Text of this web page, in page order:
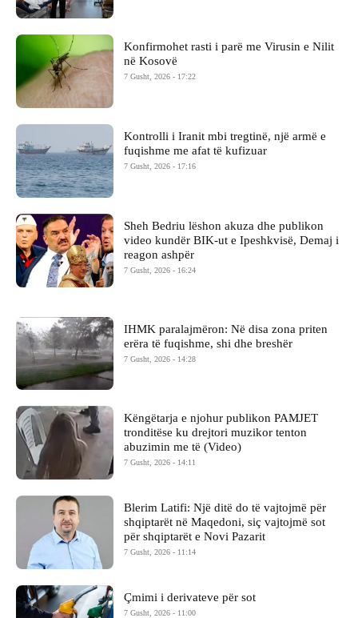
Konfirmohet rasti i parë me Virusin e Nilit
në Kosovë
7 Gusht, 2026 - 17:22
Kontrolli i Iranit mbi tregtinë, një armë e
fuqishme me afat të kufizuar
7 Gusht, 2026 - 17:16
Sheh Bedriu lëshon akuza dhe publikon
video kundër BIK-ut e Ipeshkvisë, Demaj i
reagon ashpër
7 Gusht, 2026 - 16:24
IHMK paralajmëron: Në disa zona priten
erëra të fuqishme, shi dhe breshër
7 Gusht, 2026 - 14:28
Këngëtarja e njohur publikon PAMJET
tronditëse ku drejtori muzikor tenton
abuzimin me të (Video)
7 Gusht, 2026 - 14:11
Blerim Latifi: Një ditë do të vajtojmë për
shqiptarët në Maqedoni, siç vajtojmë sot
për shqiptarët e Novi Pazarit
7 Gusht, 2026 - 11:14
Çmimi i derivateve për sot
7 Gusht, 2026 - 11:00